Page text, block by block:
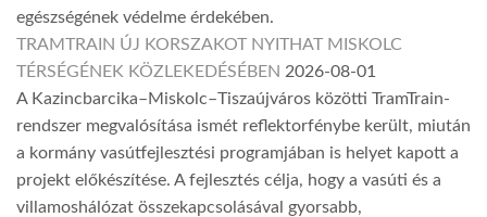
egészségének védelme érdekében.
TRAMTRAIN ÚJ KORSZAKOT NYITHAT MISKOLC
TÉRSÉGÉNEK KÖZLEKEDÉSÉBEN 2026-08-01
A Kazincbarcika–Miskolc–Tiszaújváros közötti TramTrain-
rendszer megvalósítása ismét reflektorfénybe került, miután
a kormány vasútfejlesztési programjában is helyet kapott a
projekt előkészítése. A fejlesztés célja, hogy a vasúti és a
villamoshálózat összekapcsolásával gyorsabb,